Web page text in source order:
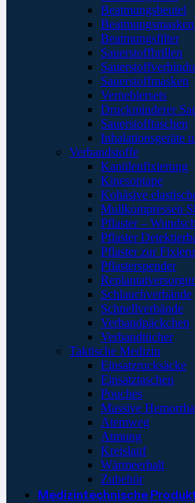
Beatmungsbeutel
Beatmungsmasken
Beatmungsfilter
Sauerstoffbrillen
Sauerstoffmasken
Verneblersets
Druckminderer
Sauerstofftaschen
Inhalationsgeräte
Verbandstoffe
Kanülenfixierung
Kinesoptape
Kohäsive
Mullkompressen
Pflaster –
Pflaster
Pflaster zur
Pflasterspender
Schlauchverbände
Schnellverbände
Verbandpäckchen
Verbandtücher
Taktische Medizin
Einsatzrucksäcke
Einsatztaschen
Pouches
Massive
Atemweg
Atmung
Kreislauf
Wärmeerhalt
Zubehör
Medizintechnische